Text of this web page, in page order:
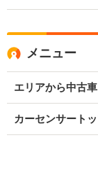
メニュー
エリアから中古
カーセンサート